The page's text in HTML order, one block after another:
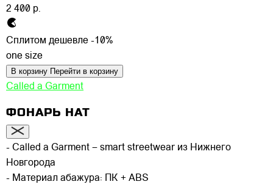
2 400 р.
Сплитом дешевле -10%
one size
В корзину Перейти в корзину
Called a Garment
ФОНАРЬ HAT
- Called a Garment – smart streetwear из Нижнего
Новгорода
- Материал абажура: ПК + ABS